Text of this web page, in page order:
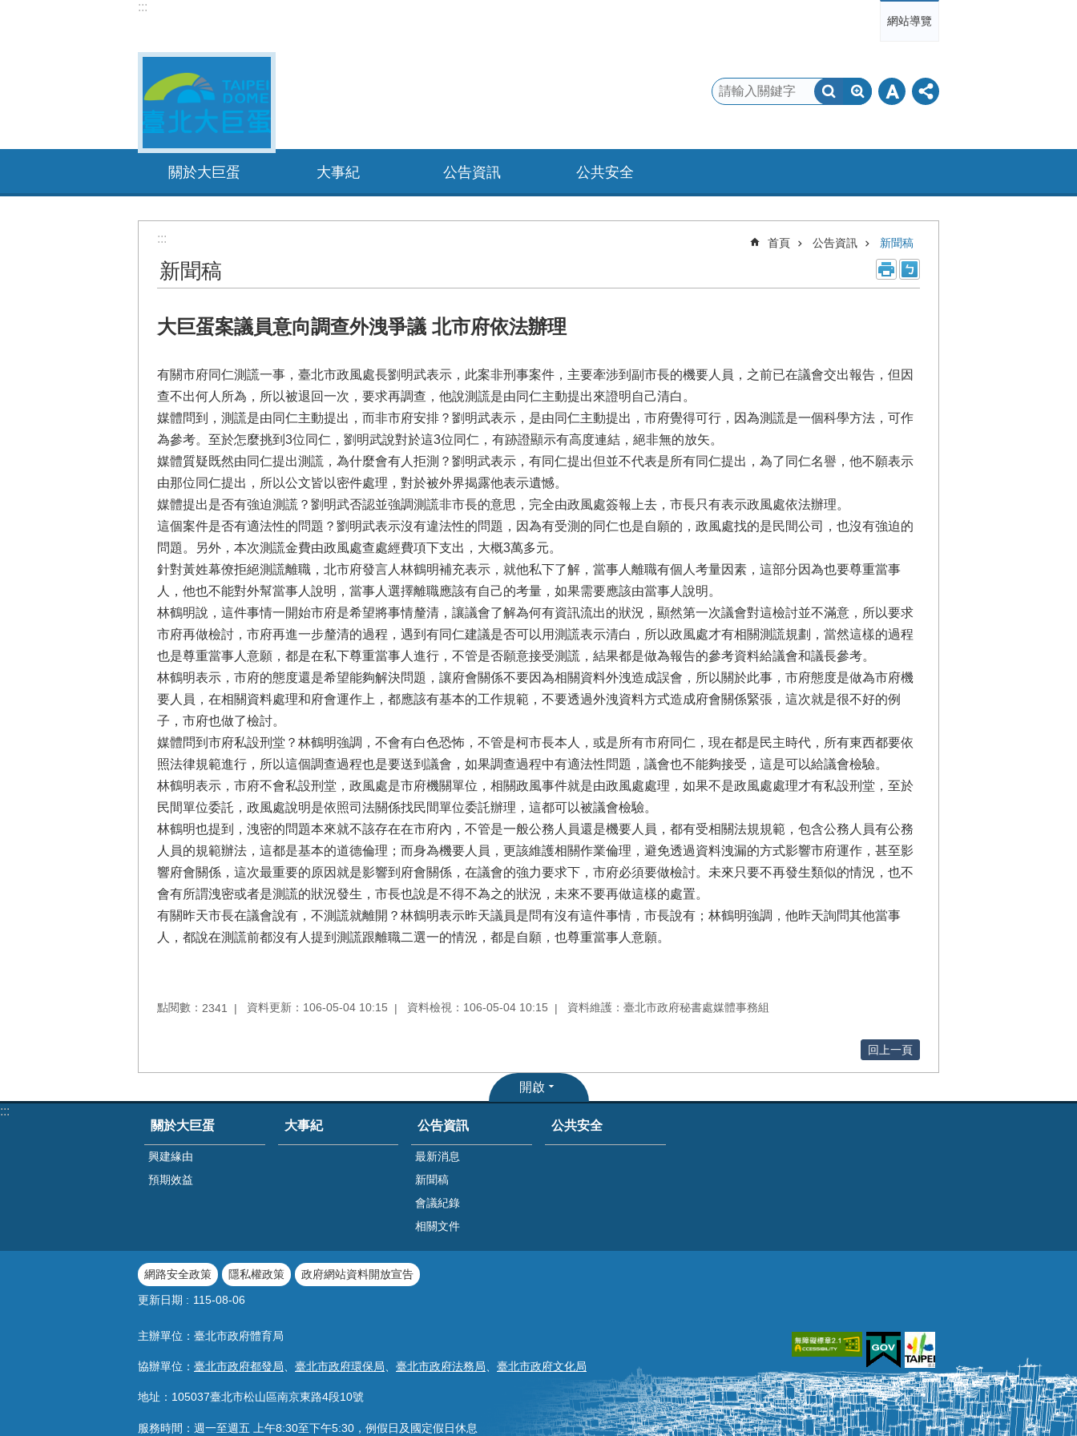
:::
網站導覽
關於大巨蛋 大事紀 公告資訊 公共安全
::: 首頁 公告資訊 新聞稿
新聞稿
大巨蛋案議員意向調查外洩爭議 北市府依法辦理
有關市府同仁測謊一事，臺北市政風處長劉明武表示，此案非刑事案件，主要牽涉到副市長的機要人員，之前已在議會交出報告，但因
查不出何人所為，所以被退回一次，要求再調查，他說測謊是由同仁主動提出來證明自己清白。
媒體問到，測謊是由同仁主動提出，而非市府安排？劉明武表示，是由同仁主動提出，市府覺得可行，因為測謊是一個科學方法，可作
為參考。至於怎麼挑到3位同仁，劉明武說對於這3位同仁，有跡證顯示有高度連結，絕非無的放矢。
媒體質疑既然由同仁提出測謊，為什麼會有人拒測？劉明武表示，有同仁提出但並不代表是所有同仁提出，為了同仁名譽，他不願表示
由那位同仁提出，所以公文皆以密件處理，對於被外界揭露他表示遺憾。
媒體提出是否有強迫測謊？劉明武否認並強調測謊非市長的意思，完全由政風處簽報上去，市長只有表示政風處依法辦理。
這個案件是否有適法性的問題？劉明武表示沒有違法性的問題，因為有受測的同仁也是自願的，政風處找的是民間公司，也沒有強迫的
問題。另外，本次測謊金費由政風處查處經費項下支出，大概3萬多元。
針對黃姓幕僚拒絕測謊離職，北市府發言人林鶴明補充表示，就他私下了解，當事人離職有個人考量因素，這部分因為也要尊重當事
人，他也不能對外幫當事人說明，當事人選擇離職應該有自己的考量，如果需要應該由當事人說明。
林鶴明說，這件事情一開始市府是希望將事情釐清，讓議會了解為何有資訊流出的狀況，顯然第一次議會對這檢討並不滿意，所以要求
市府再做檢討，市府再進一步釐清的過程，遇到有同仁建議是否可以用測謊表示清白，所以政風處才有相關測謊規劃，當然這樣的過程
也是尊重當事人意願，都是在私下尊重當事人進行，不管是否願意接受測謊，結果都是做為報告的參考資料給議會和議長參考。
林鶴明表示，市府的態度還是希望能夠解決問題，讓府會關係不要因為相關資料外洩造成誤會，所以關於此事，市府態度是做為市府機
要人員，在相關資料處理和府會運作上，都應該有基本的工作規範，不要透過外洩資料方式造成府會關係緊張，這次就是很不好的例
子，市府也做了檢討。
媒體問到市府私設刑堂？林鶴明強調，不會有白色恐怖，不管是柯市長本人，或是所有市府同仁，現在都是民主時代，所有東西都要依
照法律規範進行，所以這個調查過程也是要送到議會，如果調查過程中有適法性問題，議會也不能夠接受，這是可以給議會檢驗。
林鶴明表示，市府不會私設刑堂，政風處是市府機關單位，相關政風事件就是由政風處處理，如果不是政風處處理才有私設刑堂，至於
民間單位委託，政風處說明是依照司法關係找民間單位委託辦理，這都可以被議會檢驗。
林鶴明也提到，洩密的問題本來就不該存在在市府內，不管是一般公務人員還是機要人員，都有受相關法規規範，包含公務人員有公務
人員的規範辦法，這都是基本的道德倫理；而身為機要人員，更該維護相關作業倫理，避免透過資料洩漏的方式影響市府運作，甚至影
響府會關係，這次最重要的原因就是影響到府會關係，在議會的強力要求下，市府必須要做檢討。未來只要不再發生類似的情況，也不
會有所謂洩密或者是測謊的狀況發生，市長也說是不得不為之的狀況，未來不要再做這樣的處置。
有關昨天市長在議會說有，不測謊就離開？林鶴明表示昨天議員是問有沒有這件事情，市長說有；林鶴明強調，他昨天詢問其他當事
人，都說在測謊前都沒有人提到測謊跟離職二選一的情況，都是自願，也尊重當事人意願。
點閱數： 2341 資料更新：106-05-04 10:15 資料檢視：106-05-04 10:15 資料維護：臺北市政府秘書處媒體事務組
回上一頁
開啟
:::
關於大巨蛋
興建緣由
預期效益
大事紀 公告資訊
最新消息
新聞稿
會議紀錄
相關文件
公共安全
網路安全政策 隱私權政策
政府網站資料開放宣告
更新日期
115-08-06
主辦單位：臺北市政府體育局
協辦單位： 臺北市政府都發局 臺北市政府環保局 臺北市政府法務局 臺北市政府文化局
地址：105037臺北市松山區南京東路4段10號
服務時間：週一至週五 上午8:30至下午5:30，例假日及國定假日休息